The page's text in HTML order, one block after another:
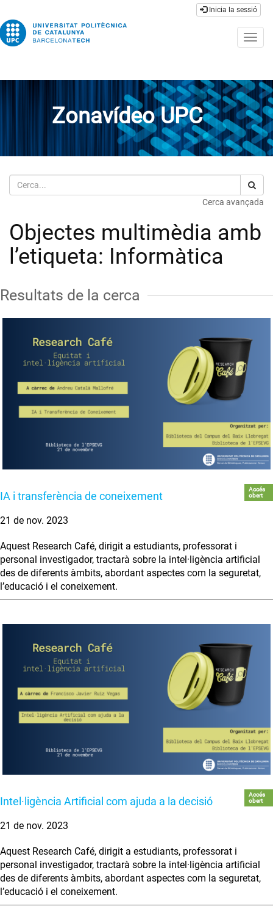
Inicia la sessió
Zonavídeo UPC
Cerca
Cerca avançada
Objectes multimèdia amb
l’etiqueta: Informàtica
Resultats de la cerca
IA i transferència de coneixement
Accés
obert
21 de nov. 2023
Aquest Research Café, dirigit a estudiants, professorat i
personal investigador, tractarà sobre la intel·ligència artificial
des de diferents àmbits, abordant aspectes com la seguretat,
l’educació i el coneixement.
Intel·ligència Artificial com ajuda a la decisió
Accés
obert
21 de nov. 2023
Aquest Research Café, dirigit a estudiants, professorat i
personal investigador, tractarà sobre la intel·ligència artificial
des de diferents àmbits, abordant aspectes com la seguretat,
l’educació i el coneixement.